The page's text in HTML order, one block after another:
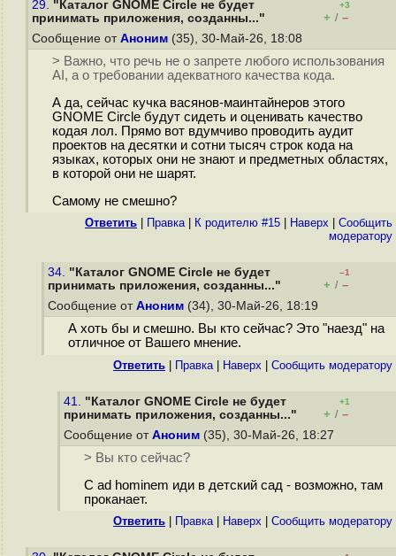
29. "Каталог GNOME Circle не будет
принимать приложения, созданны..."
+3
+ / –
Сообщение от Аноним (35), 30-Май-26, 18:08
> Важно, что речь не о запрете любого использования
AI, а о требовании адекватного качества кода.
А да, сейчас кучка васянов-маинтайнеров этого
GNOME Circle будут сидеть и оценивать качество
кодая лол. Прямо вот вдумчиво проводить аудит
проектов на десятки и сотни тысяч строк кода на
языках, которых они не знают и предметных областях,
в которой они не шарят.
Самому не смешно?
Ответить Правка| К родителю #15 Наверх
Cообщить
модератору
34. "Каталог GNOME Circle не будет
принимать приложения, созданны..."
–1
+ / –
Сообщение от Аноним (34), 30-Май-26, 18:19
А хоть бы и смешно. Вы кто сейчас? Это "наезд" на
отличное от Вашего мнение.
Ответить Правка| Наверх Cообщить модератору
41. "Каталог GNOME Circle не будет
принимать приложения, созданны..."
+1
+ / –
Сообщение от Аноним (35), 30-Май-26, 18:27
> Вы кто сейчас?
С ad hominem иди в детский сад - возможно, там
проканает.
Ответить Правка| Наверх Cообщить модератору